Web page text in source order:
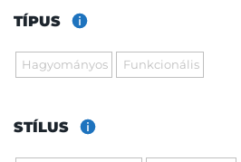
TÍPUS
Hagyományos Funkcionális
STÍLUS